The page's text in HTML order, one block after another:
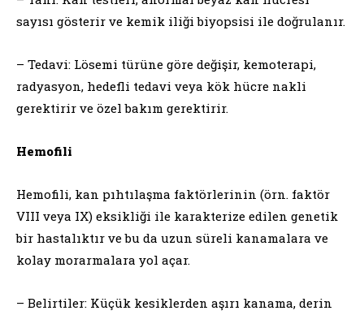
sayısı gösterir ve kemik iliği biyopsisi ile doğrulanır.
– Tedavi: Lösemi türüne göre değişir, kemoterapi,
radyasyon, hedefli tedavi veya kök hücre nakli
gerektirir ve özel bakım gerektirir.
Hemofili
Hemofili, kan pıhtılaşma faktörlerinin (örn. faktör
VIII veya IX) eksikliği ile karakterize edilen genetik
bir hastalıktır ve bu da uzun süreli kanamalara ve
kolay morarmalara yol açar.
– Belirtiler: Küçük kesiklerden aşırı kanama, derin